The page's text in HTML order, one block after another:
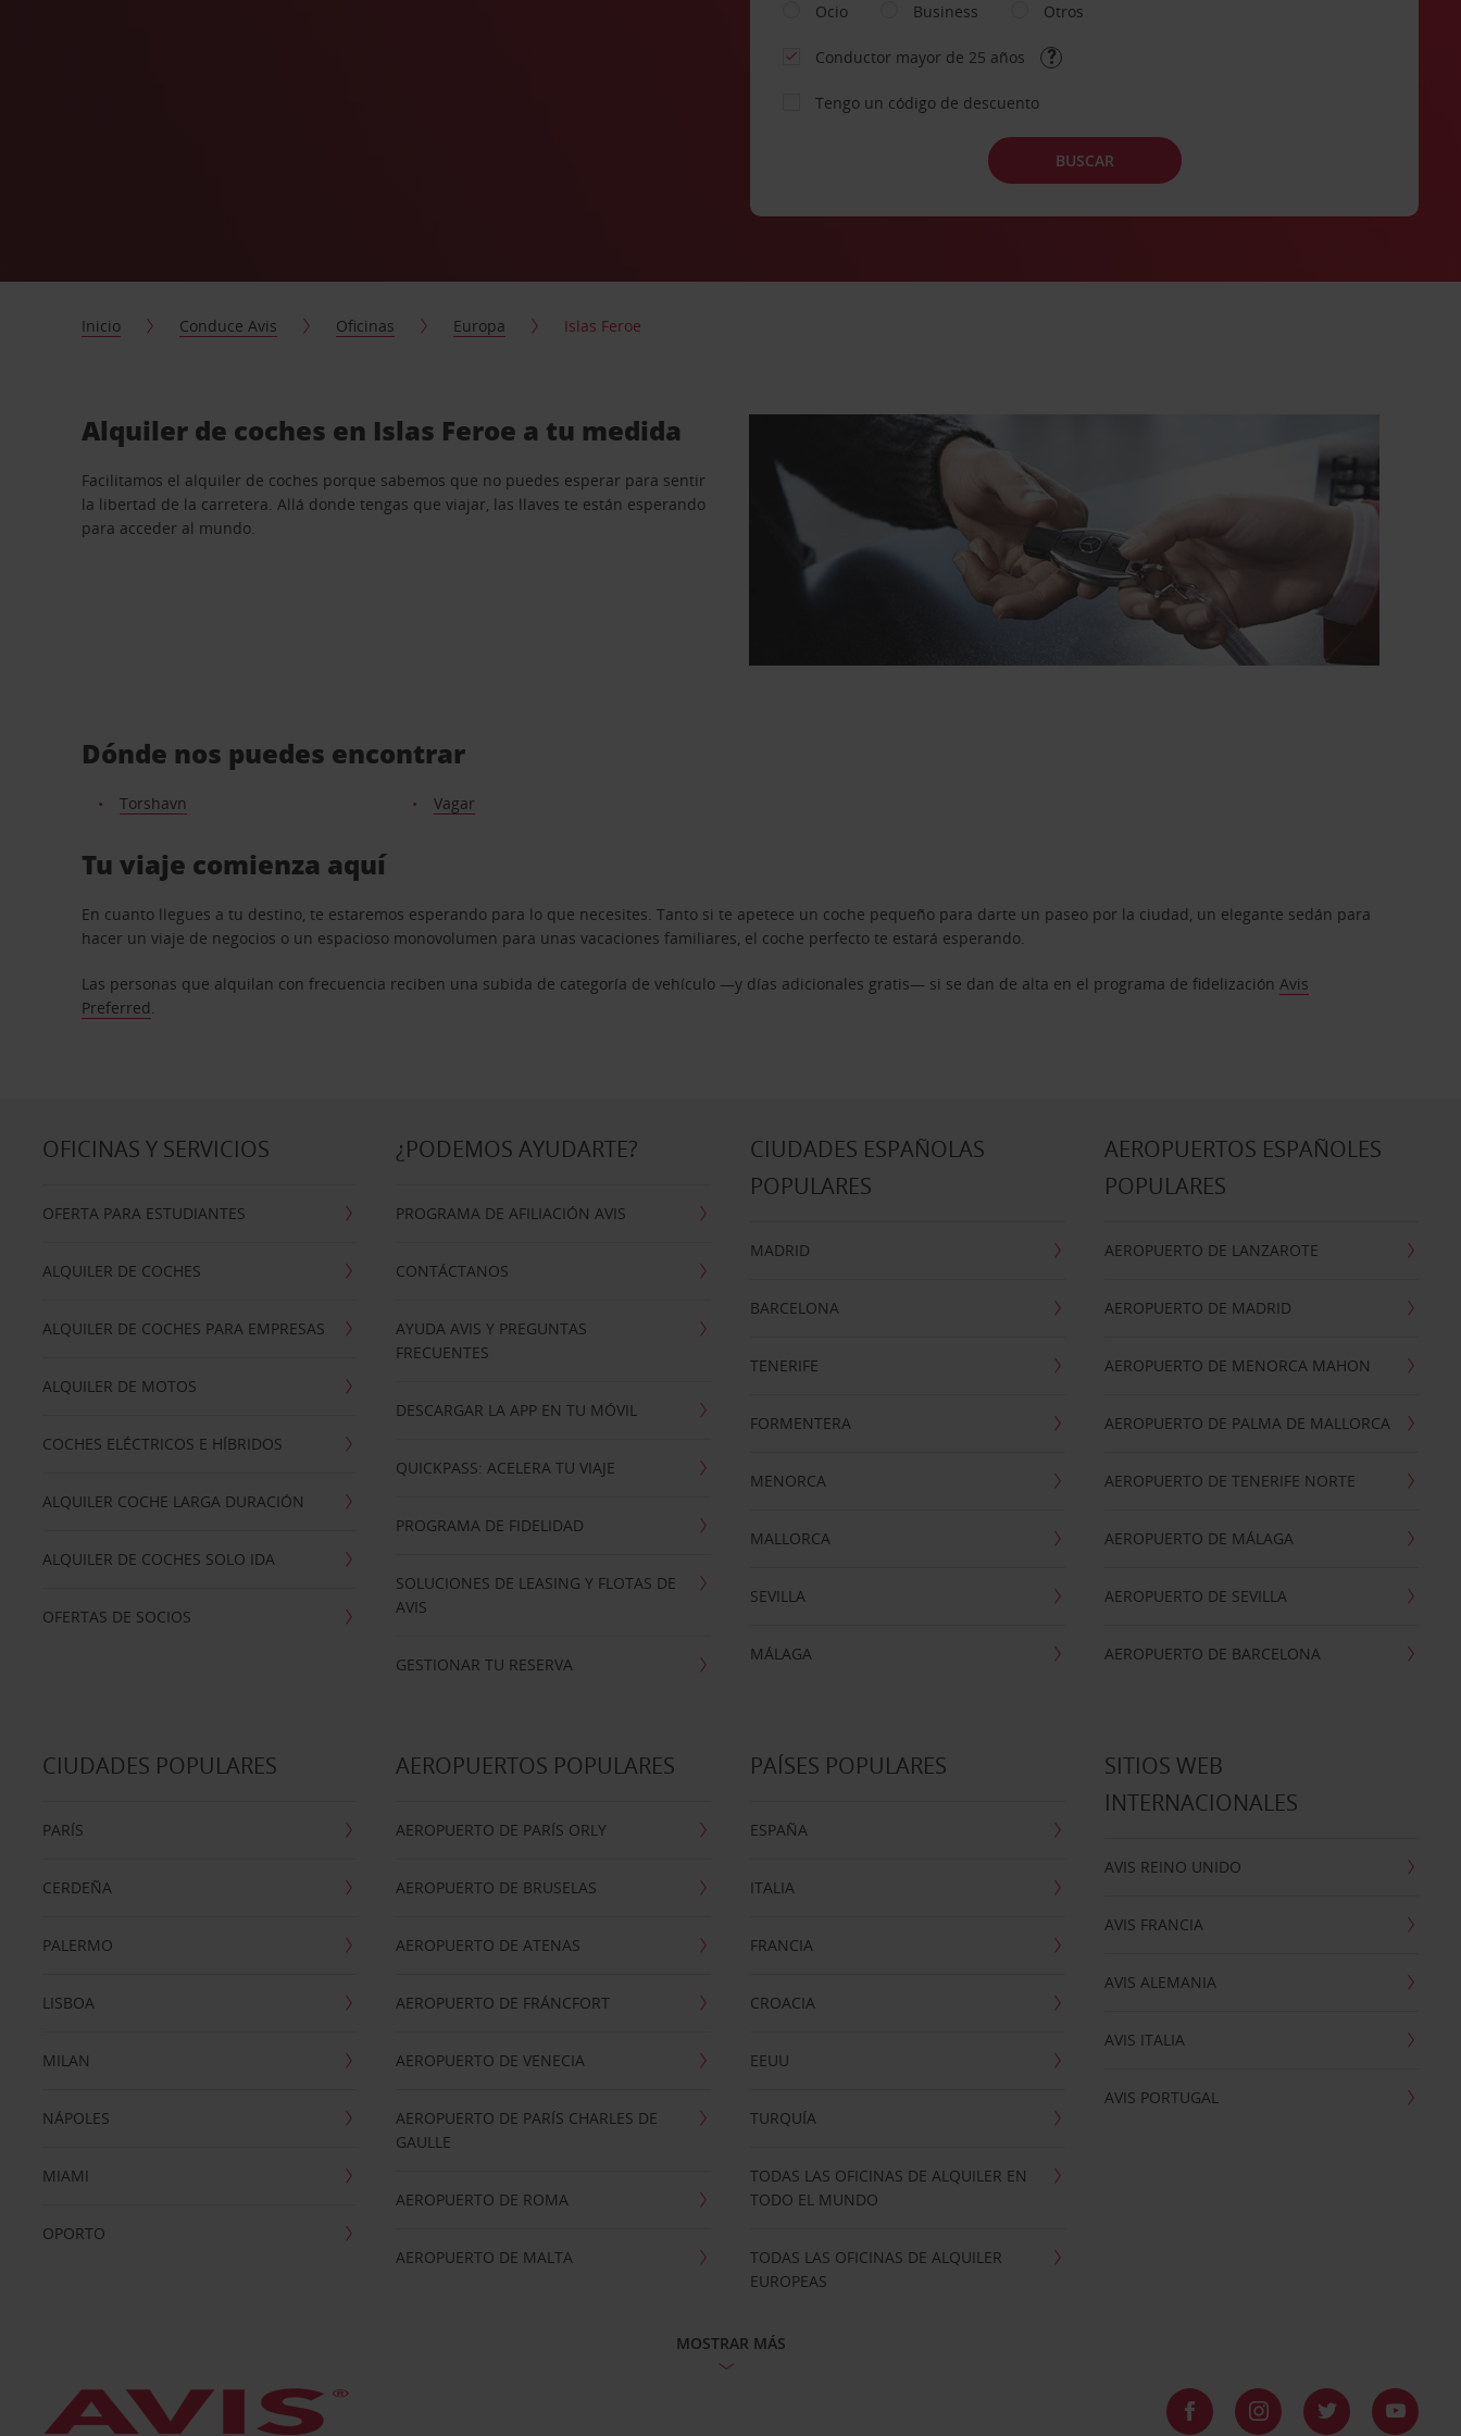
Ocio
Business Otros
Conductor mayor de 25 años
Tengo un código de descuento
BUSCAR
Inicio Conduce Avis Oficinas Europa Islas Feroe
Alquiler de coches en Islas Feroe a tu medida
Facilitamos el alquiler de coches porque sabemos que no puedes esperar para sentir
la libertad de la carretera. Allá donde tengas que viajar, las llaves te están esperando
para acceder al mundo.
Dónde nos puedes encontrar
Torshavn Vagar
Tu viaje comienza aquí
En cuanto llegues a tu destino, te estaremos esperando para lo que necesites. Tanto si te apetece un coche pequeño para darte un paseo por la ciudad, un elegante sedán para
hacer un viaje de negocios o un espacioso monovolumen para unas vacaciones familiares, el coche perfecto te estará esperando.
Las personas que alquilan con frecuencia reciben una subida de categoría de vehículo —y días adicionales gratis— si se dan de alta en el programa de fidelizaciónAvis
Preferred.
OFICINAS Y SERVICIOS
OFERTA PARA ESTUDIANTES
ALQUILER DE COCHES
ALQUILER DE COCHES PARA EMPRESAS
ALQUILER DE MOTOS
COCHES ELÉCTRICOS E HÍBRIDOS
ALQUILER COCHE LARGA DURACIÓN
ALQUILER DE COCHES SOLO IDA
OFERTAS DE SOCIOS
¿PODEMOS AYUDARTE?
PROGRAMA DE AFILIACIÓN AVIS
CONTÁCTANOS
AYUDA AVIS Y PREGUNTAS
FRECUENTES
DESCARGAR LA APP EN TU MÓVIL
QUICKPASS: ACELERA TU VIAJE
PROGRAMA DE FIDELIDAD
SOLUCIONES DE LEASING Y FLOTAS DE
AVIS
GESTIONAR TU RESERVA
CIUDADES ESPAÑOLAS
POPULARES
MADRID
BARCELONA
TENERIFE
FORMENTERA
MENORCA
MALLORCA
SEVILLA
MÁLAGA
AEROPUERTOS ESPAÑOLES
POPULARES
AEROPUERTO DE LANZAROTE
AEROPUERTO DE MADRID
AEROPUERTO DE MENORCA MAHON
AEROPUERTO DE PALMA DE MALLORCA
AEROPUERTO DE TENERIFE NORTE
AEROPUERTO DE MÁLAGA
AEROPUERTO DE SEVILLA
AEROPUERTO DE BARCELONA
CIUDADES POPULARES
PARÍS
CERDEÑA
PALERMO
LISBOA
MILAN
NÁPOLES
MIAMI
OPORTO
AEROPUERTOS POPULARES
AEROPUERTO DE PARÍS ORLY
AEROPUERTO DE BRUSELAS
AEROPUERTO DE ATENAS
AEROPUERTO DE FRÁNCFORT
AEROPUERTO DE VENECIA
AEROPUERTO DE PARÍS CHARLES DE
GAULLE
AEROPUERTO DE ROMA
AEROPUERTO DE MALTA
PAÍSES POPULARES
ESPAÑA
ITALIA
FRANCIA
CROACIA
EEUU
TURQUÍA
TODAS LAS OFICINAS DE ALQUILER EN
TODO EL MUNDO
TODAS LAS OFICINAS DE ALQUILER
EUROPEAS
SITIOS WEB
INTERNACIONALES
AVIS REINO UNIDO
AVIS FRANCIA
AVIS ALEMANIA
AVIS ITALIA
AVIS PORTUGAL
MOSTRAR MÁS